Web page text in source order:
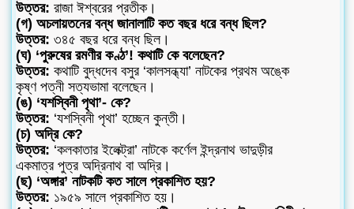
উত্তর: রাজা ঈশ্বরের প্রতীক।
(গ) অচলায়তনের বন্ধ জানালাটি কত বছর ধরে বন্ধ ছিল?
উত্তর: ৩৪৫ বছর ধরে বন্ধ ছিল।
(ঘ) ‘পুরুষের রমণীর কণ্ঠ’! কথাটি কে বলেছেন?
উত্তর: কথাটি বুদ্ধদেব বসুর ‘কালসন্ধ্যা’ নাটকের প্রথম অঙ্কে
কৃষ্ণ পত্নী সত্যভামা বলেছেন।
(ঙ) ‘যশস্বিনী পৃথা’- কে?
উত্তর: ‘যশস্বিনী পৃথা’ হচ্ছেন কুন্তী।
(চ) অদ্রি কে?
উত্তর: ‘কলকাতার ইলেক্ট্রা’ নাটকে কর্ণেল ইন্দ্রনাথ ভাদুড়ীর
একমাত্র পুত্র অদ্রিনাথ বা অদ্রি।
(ছ) ‘অঙ্গার’ নাটকটি কত সালে প্রকাশিত হয়?
উত্তর: ১৯৫৯ সালে প্রকাশিত হয়।